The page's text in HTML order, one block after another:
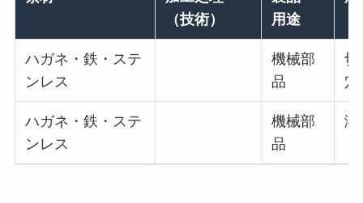
（技術）
用途
ハガネ・鉄・ステ
ンレス
機械部
品
切
穴
ハガネ・鉄・ステ
ンレス
機械部
品
溶